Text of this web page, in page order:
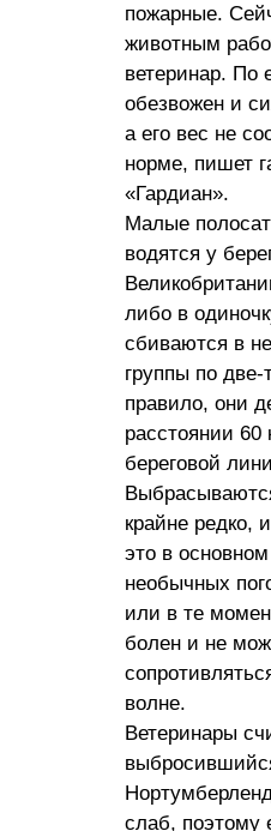
пожарные.
животным
ветеринар. По
обезвожен и
а его вес не
норме, пишет
«Гардиан».
Малые
водятся у
либо в
сбиваются в
группы по
правило, они
расстоянии 60
береговой
крайне редко,
это в
необычных
или в те
болен и не
волне.
Ветеринары
слаб, поэтому